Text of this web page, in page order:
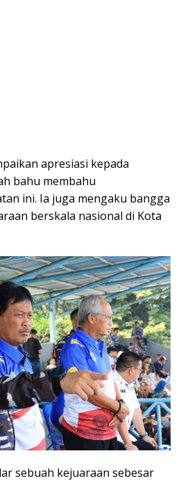
apresiasi kepada
bahu membahu
ini. Ia juga mengaku bangga
berskala nasional di Kota
sebuah kejuaraan sebesar